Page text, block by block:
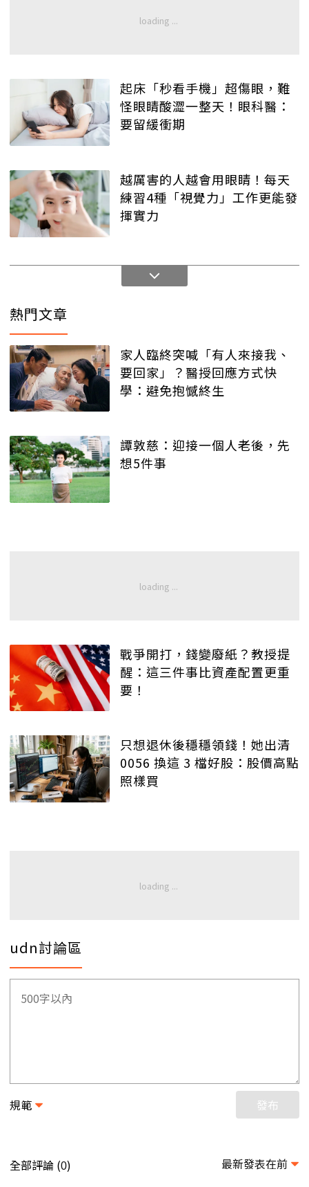
起床「秒看手機」超傷眼，難
怪眼睛酸澀一整天！眼科醫：
要留緩衝期
越厲害的人越會用眼睛！每天
練習4種「視覺力」工作更能發
揮實力
熱門文章
家人臨終突喊「有人來接我、
要回家」？醫授回應方式快
學：避免抱憾終生
譚敦慈：迎接一個人老後，先
想5件事
戰爭開打，錢變廢紙？教授提
醒：這三件事比資產配置更重
要！
只想退休後穩穩領錢！她出清
0056 換這 3 檔好股：股價高點
照樣買
udn討論區
規範 發布
全部評論 (0) 最新發表在前